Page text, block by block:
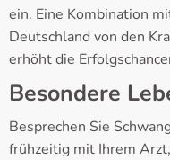
ein. Eine Kombination
Deutschland von den
erhöht die
Besondere
Besprechen Sie
frühzeitig mit Ihrem